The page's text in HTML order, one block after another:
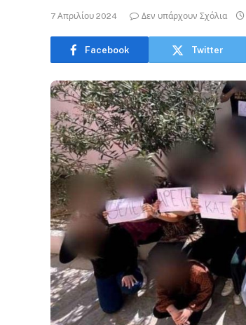
7 Απριλίου 2024 Δεν υπάρχουν Σχόλια
Facebook Twitter